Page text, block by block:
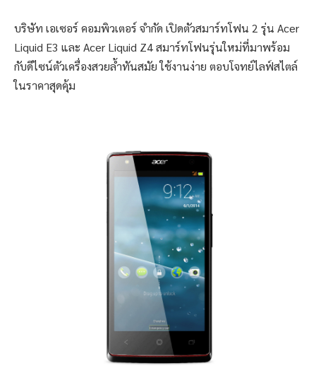
บริษัท เอเซอร์ คอมพิวเตอร์ จำกัด เปิดตัวสมาร์ทโฟน 2 รุ่น Acer
Liquid E3 และ Acer Liquid Z4 สมาร์ทโฟนรุ่นใหม่ที่มาพร้อม
กับดีไซน์ตัวเครื่องสวยล้ำทันสมัย ใช้งานง่าย ตอบโจทย์ไลฟ์สไตล์
ในราคาสุดคุ้ม